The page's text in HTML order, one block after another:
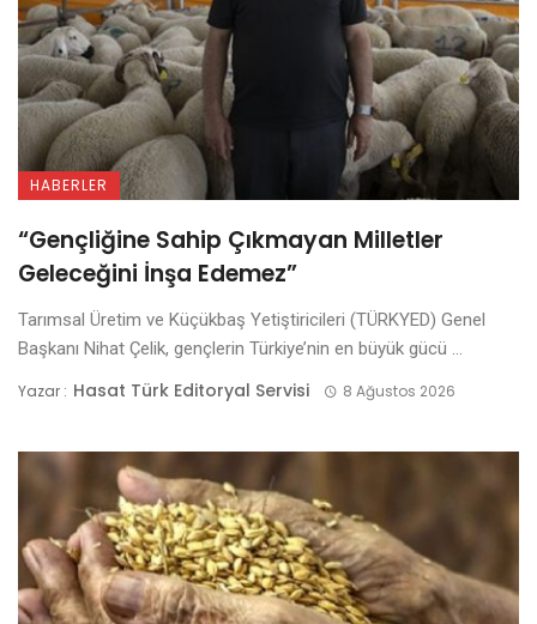
HABERLER
“Gençliğine Sahip Çıkmayan Milletler
Geleceğini İnşa Edemez”
Tarımsal Üretim ve Küçükbaş Yetiştiricileri (TÜRKYED) Genel
Başkanı Nihat Çelik, gençlerin Türkiye’nin en büyük gücü ...
Yazar : Hasat Türk Editoryal Servisi 8 Ağustos 2026